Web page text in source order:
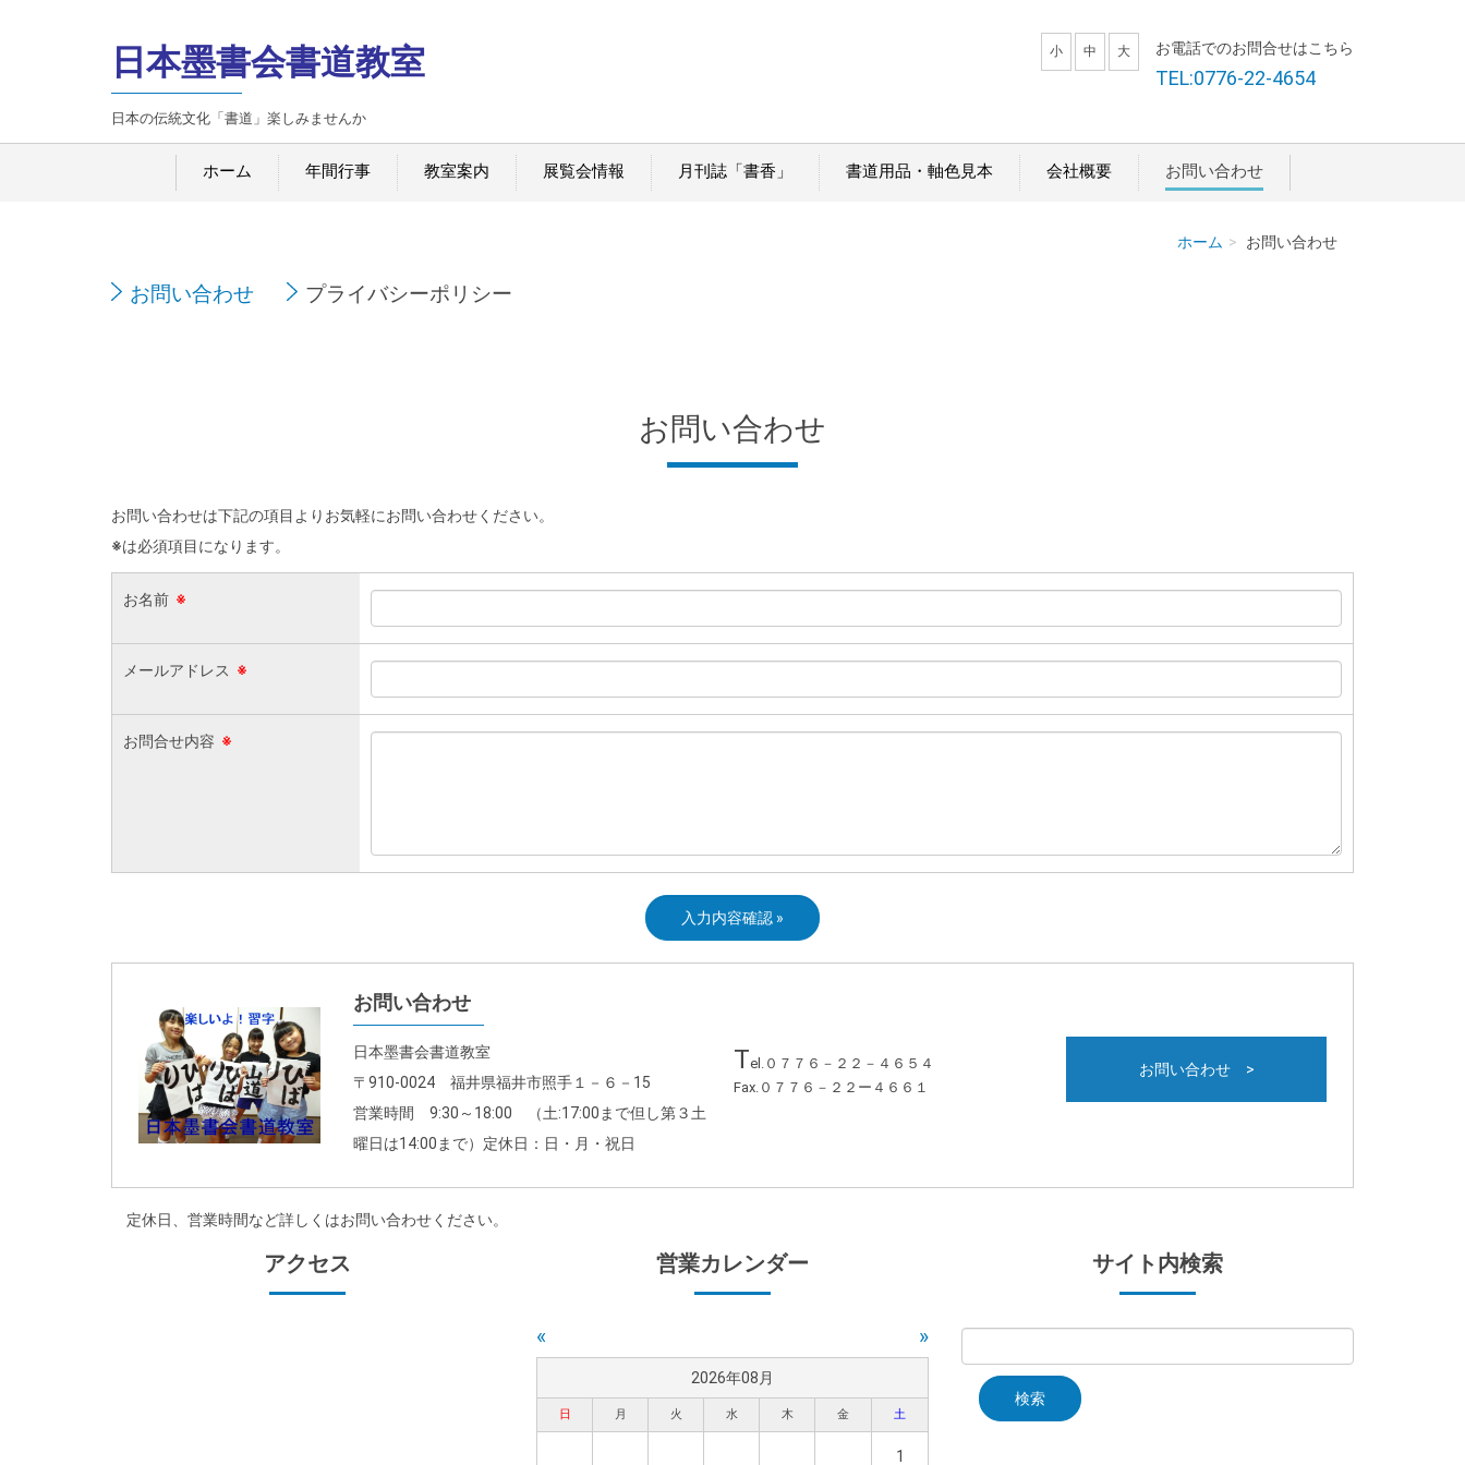
日本墨書会書道教室
日本の伝統文化「書道」楽しみませんか
お電話でのお問合せはこちら
TEL:0776-22-4654
小 中 大
ホーム 年間行事 教室案内 展覧会情報 月刊誌「書香」 書道用品・軸色見本 会社概要 お問い合わせ
ホーム お問い合わせ
お問い合わせ プライバシーポリシー
お問い合わせ
お問い合わせは下記の項目よりお気軽にお問い合わせください。
※は必須項目になります。
お名前 ※
メールアドレス ※
お問合せ内容 ※
お問い合わせ
日本墨書会書道教室
〒910-0024 福井県福井市照手１－６－15
営業時間 9:30～18:00 （土:17:00まで但し第３土
曜日は14:00まで）定休日：日・月・祝日
Tel.０７７６－２２－４６５４
Fax.０７７６－２２ー４６６１
お問い合わせ >
定休日、営業時間など詳しくはお問い合わせください。
アクセス 営業カレンダー
« »
2026年08月
日 月 火 水 木 金 土
1
サイト内検索